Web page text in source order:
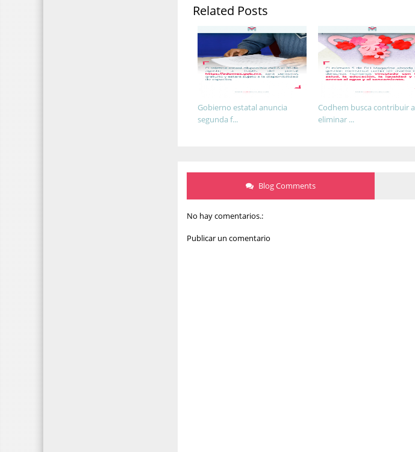
Related Posts
Codhem busca contribuir a
eliminar ...
Gobierno estatal anuncia
segunda f...
Blog Comments
No hay comentarios.:
Publicar un comentario